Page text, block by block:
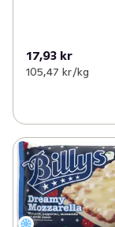
17,93 kr
105,47 kr /kg